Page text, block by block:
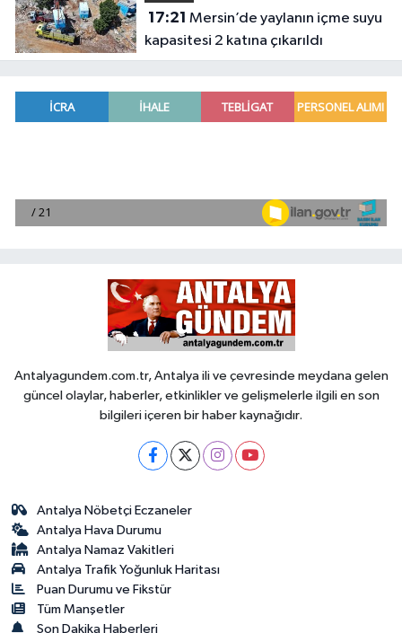
17:21
kapasitesi 2 katına çıkarıldı
Antalyagundem.com.tr, Antalya ili ve çevresinde meydana gelen
güncel olaylar, haberler, etkinlikler ve gelişmelerle ilgili en son
bilgileri içeren bir haber kaynağıdır.
Antalya Nöbetçi Eczaneler
Antalya Hava Durumu
Antalya Namaz Vakitleri
Antalya Trafik Yoğunluk Haritası
Puan Durumu ve Fikstür
Tüm Manşetler
Son Dakika Haberleri